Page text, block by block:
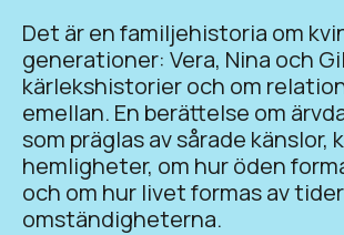
Det är en familjehistoria om
generationer: Vera, Nina och
kärlekshistorier och om
emellan. En berättelse om
som präglas av sårade känslor,
hemligheter, om hur öden
och om hur livet formas av
omständigheterna.